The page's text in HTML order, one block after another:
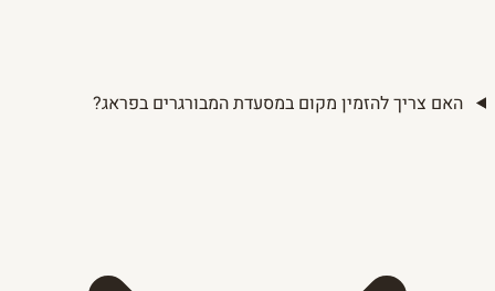
האם צריך להזמין מקום במסעדת המבורגרים בפראג?